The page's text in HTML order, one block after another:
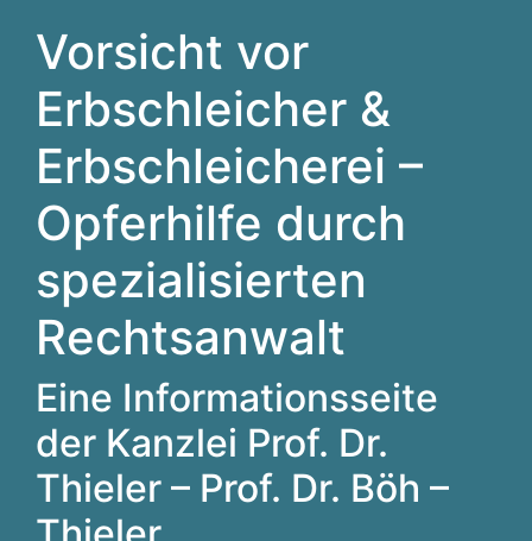
Vorsicht vor
Erbschleicher &
Erbschleicherei –
Opferhilfe durch
spezialisierten
Rechtsanwalt
Eine Informationsseite
der Kanzlei Prof. Dr.
Thieler – Prof. Dr. Böh –